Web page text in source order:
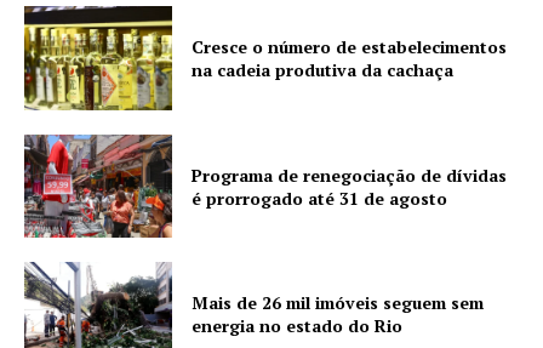
Cresce o número de estabelecimentos
na cadeia produtiva da cachaça
Programa de renegociação de dívidas
é prorrogado até 31 de agosto
Mais de 26 mil imóveis seguem sem
energia no estado do Rio